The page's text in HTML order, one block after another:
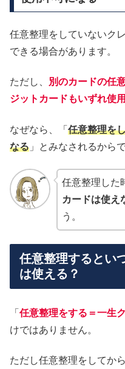
任意整理をしていないク
できる場合があります。
ただし、
別のカードの任
ジットカードもいずれ使
なぜなら、「 任意整理を
なる 」とみなされるからで
任意整理した
カードは使え
う。
任意整理するとい
は使える？
「 任意整理をする＝一生
けではありません。
ただし任意整理をしてか